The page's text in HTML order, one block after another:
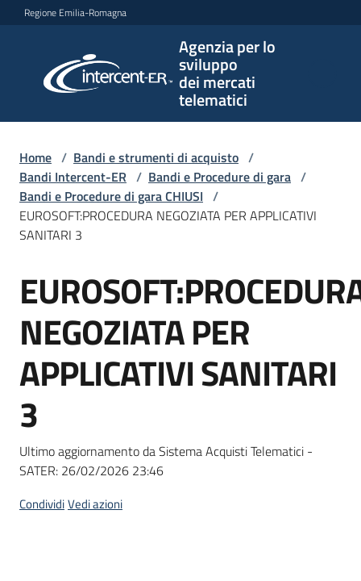
Vai al contenuto
Vai alla navigazione
Vai al footer
Regione Emilia-Romagna
Agenzia per lo
sviluppo
dei mercati
telematici
per lo
sviluppo
telematici
L'Agenzia
Bandi
strumenti
acquisto
Piattaforme
Home / Bandi e strumenti di acquisto /
Bandi Intercent-ER / Bandi e Procedure di gara /
Bandi e Procedure di gara CHIUSI /
EUROSOFT:PROCEDURA NEGOZIATA PER APPLICATIVI
SANITARI 3
Salta al contenuto
NEGOZIATA PER
APPLICATIVI SANITARI
3
Ultimo aggiornamento da Sistema Acquisti Telematici -
SATER: 26/02/2026 23:46
CondividiVedi azioni